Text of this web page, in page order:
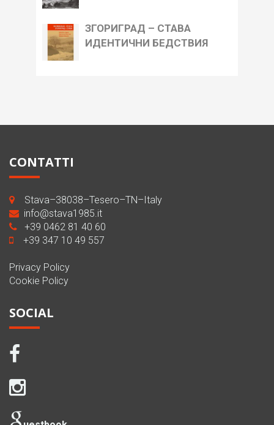
ЗГОРИГРАД – СТАВА
ИДЕНТИЧНИ БЕДСТВИЯ
CONTATTI
Stava–38038–Tesero–TN–Italy
info@stava1985.it
+39 0462 81 40 60
+39 347 10 49 557
Privacy Policy
Cookie Policy
SOCIAL